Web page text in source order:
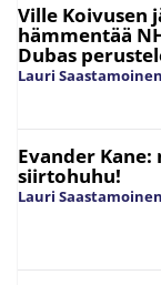
Ville Koivusen
hämmentää
Dubas
Lauri Saastamoinen
Evander
siirtohuhu!
Lauri Saastamoinen